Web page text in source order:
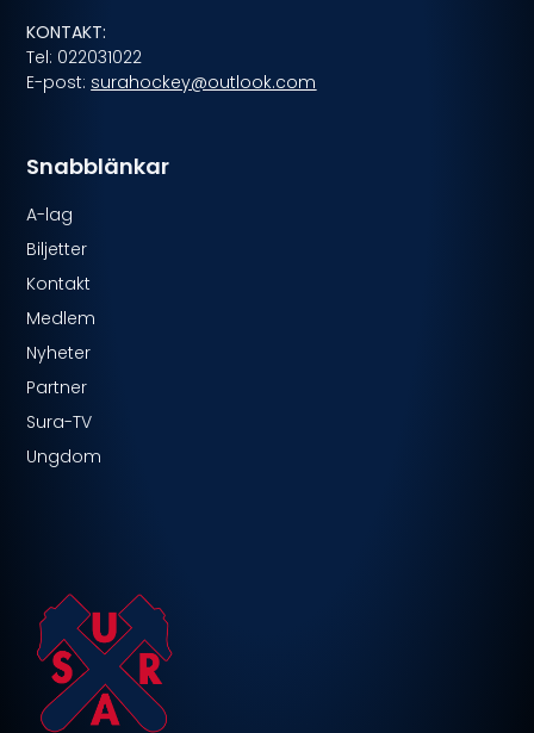
Snabblänkar
A-lag
Biljetter
Kontakt
Medlem
Nyheter
Partner
Sura-TV
Ungdom
KONTAKT:
Tel: 022031022
E-post: surahockey@outlook.com